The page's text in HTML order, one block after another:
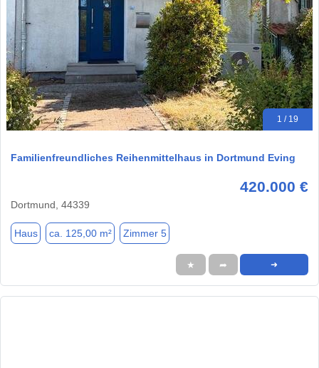
1 / 19
Familienfreundliches Reihenmittelhaus in Dortmund Eving
420.000 €
Dortmund, 44339
Haus ca. 125,00 m² Zimmer 5
★ ➦ ➜